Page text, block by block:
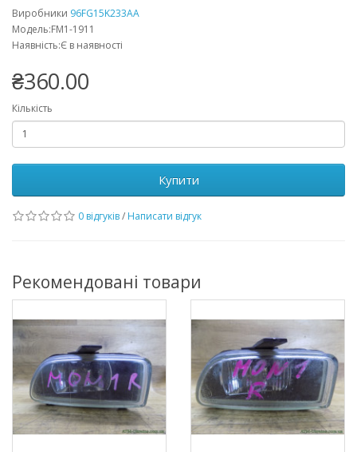
Виробники 96FG15K233AA
Модель:FM1-1911
Наявність:Є в наявності
₴360.00
Кількість
Купити
0 відгуків/ Написати відгук
Рекомендовані товари